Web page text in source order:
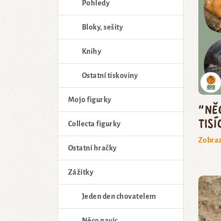
Pohledy
Bloky, sešity
Knihy
Ostatní tiskoviny
Mojo figurky
Collecta figurky
Ostatní hračky
Zážitky
Jeden den chovatelem